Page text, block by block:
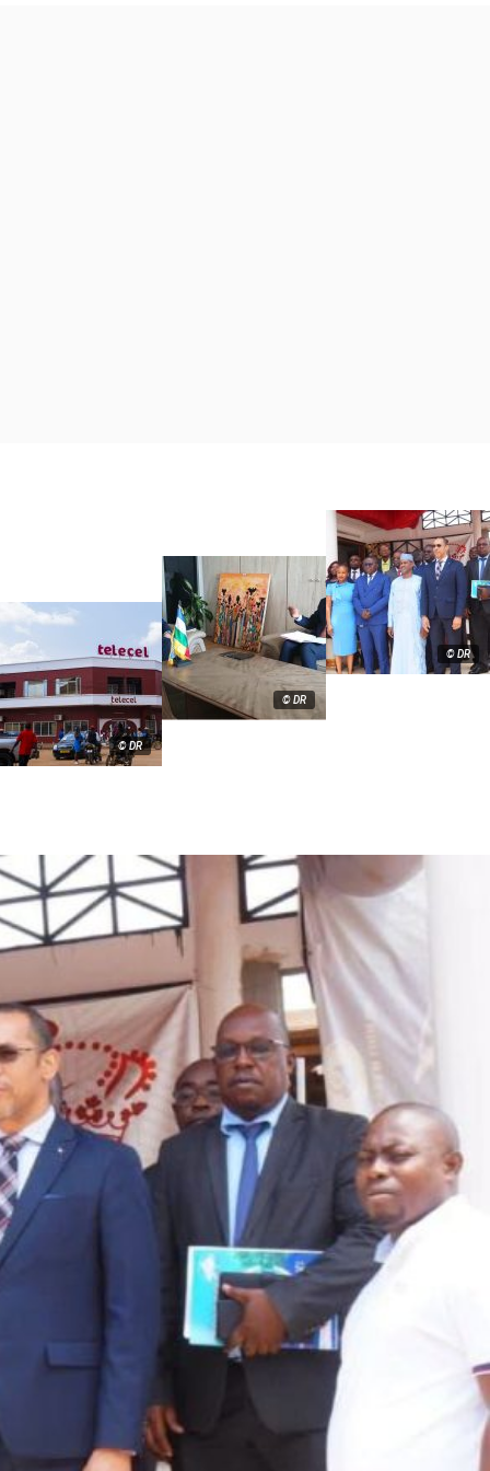
© DR
© DR
© DR